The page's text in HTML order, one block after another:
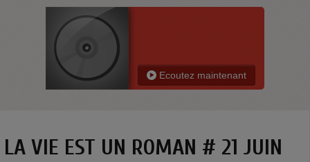
Ecoutez maintenant
LA VIE EST UN ROMAN # 21 JUIN